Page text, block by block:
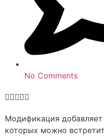
No Comments

Модификация добавляет
которых можно